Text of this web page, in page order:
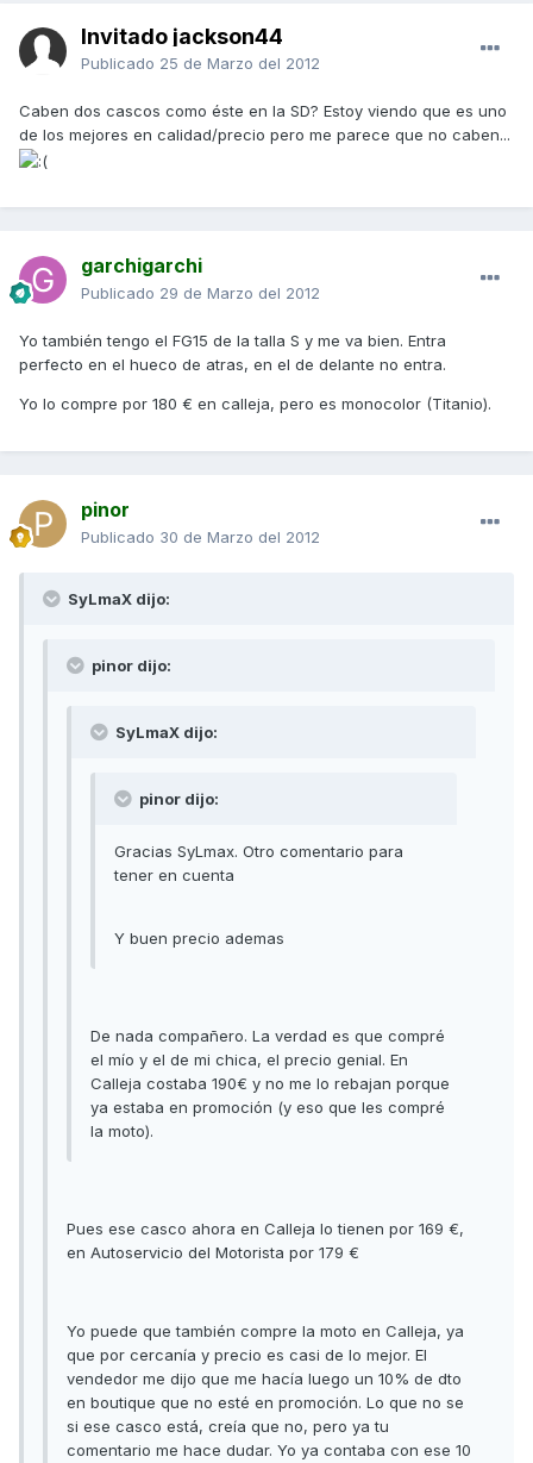
Invitado jackson44
Publicado 25 de Marzo del 2012
Caben dos cascos como éste en la SD? Estoy viendo que es uno
de los mejores en calidad/precio pero me parece que no caben...
garchigarchi
Publicado 29 de Marzo del 2012
Yo también tengo el FG15 de la talla S y me va bien. Entra
perfecto en el hueco de atras, en el de delante no entra.
Yo lo compre por 180 € en calleja, pero es monocolor (Titanio).
pinor
Publicado 30 de Marzo del 2012
SyLmaX dijo:
pinor dijo:
SyLmaX dijo:
pinor dijo:
Gracias SyLmax. Otro comentario para
tener en cuenta
Y buen precio ademas
De nada compañero. La verdad es que compré
el mío y el de mi chica, el precio genial. En
Calleja costaba 190€ y no me lo rebajan porque
ya estaba en promoción (y eso que les compré
la moto).
Pues ese casco ahora en Calleja lo tienen por 169 €,
en Autoservicio del Motorista por 179 €
Yo puede que también compre la moto en Calleja, ya
que por cercanía y precio es casi de lo mejor. El
vendedor me dijo que me hacía luego un 10% de dto
en boutique que no esté en promoción. Lo que no se
si ese casco está, creía que no, pero ya tu
comentario me hace dudar. Yo ya contaba con ese 10